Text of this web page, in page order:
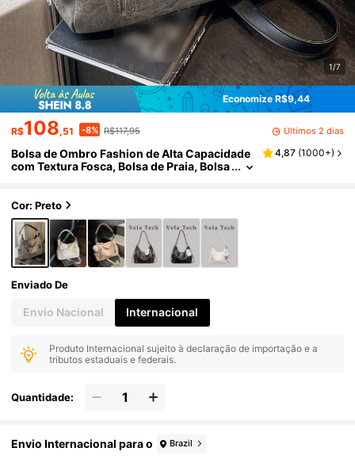
1/7
Economize R$9,44
R$108,51 -8% R$117,95 Últimos 2 dias
Bolsa de Ombro Fashion de Alta Capacidade
com Textura Fosca, Bolsa de Praia, Bolsa
4,87 (1000+)
Cor: Preto
Enviado De
Envio Nacional Internacional
Produto Internacional sujeito à declaração de importação e a
tributos estaduais e federais.
Quantidade:
Envio Internacional para o Brazil